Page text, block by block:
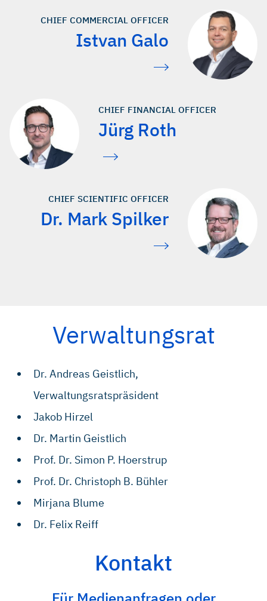
CHIEF COMMERCIAL OFFICER
Istvan Galo
CHIEF FINANCIAL OFFICER
Jürg Roth
CHIEF SCIENTIFIC OFFICER
Dr. Mark Spilker
Verwaltungsrat
Dr. Andreas Geistlich,
Verwaltungsratspräsident
Jakob Hirzel
Dr. Martin Geistlich
Prof. Dr. Simon P. Hoerstrup
Prof. Dr. Christoph B. Bühler
Mirjana Blume
Dr. Felix Reiff
Kontakt